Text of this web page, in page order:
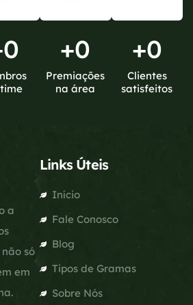
0 +0
Premiações
na área
+0
Clientes
satisfeitos
a
só
em
Links Úteis
Início
Fale Conosco
Blog
Tipos de Gramas
Sobre Nós